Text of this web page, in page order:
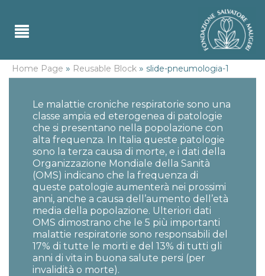
Home Page » Reusable Block » slide-pneumologia-1
Le malattie croniche respiratorie sono una
classe ampia ed eterogenea di patologie
che si presentano nella popolazione con
alta frequenza. In Italia queste patologie
sono la terza causa di morte, e i dati della
Organizzazione Mondiale della Sanità
(OMS) indicano che la frequenza di
queste patologie aumenterà nei prossimi
anni, anche a causa dell’aumento dell’età
media della popolazione. Ulteriori dati
OMS dimostrano che le 5 più importanti
malattie respiratorie sono responsabili del
17% di tutte le morti e del 13% di tutti gli
anni di vita in buona salute persi (per
invalidità o morte).